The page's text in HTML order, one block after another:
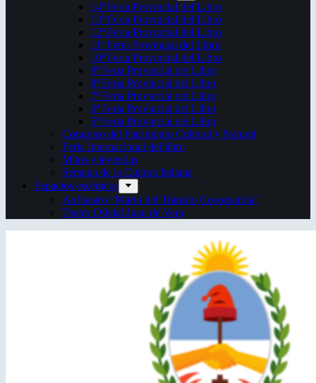
14ª Feria Provincial del Libro
13ª Feria Provincial del Libro
12ª Feria Provincial del Libro
11ª Feria Provincial del Libro
10ª Feria Provincial del Libro
9ª Feria Provincial del Libro
8ª Feria Provincial del Libro
7ª Feria Provincial del Libro
6ª Feria Provincial del Libro
5ª Feria Provincial del Libro
Congreso del Patrimonio Cultural y Natural
Feria Internacional del libro
Mitos y leyendas
Semana de la Cultura Italiana
Espacios escénicos
Anfiteatro “Mario del Tránsito Cocomarola”
Teatro Oficial Juan de Vera